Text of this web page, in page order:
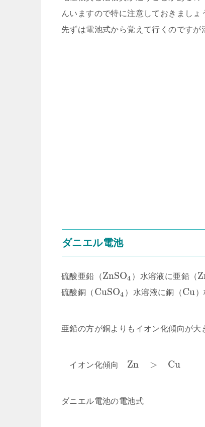
んいますので特に注意しておきましょ
先ずは電池式から覚えて行くのですが
ダニエル電池
硫酸亜鉛（ZnSO4 ）水溶液に亜鉛（Z
硫酸銅（ CuSO4 ）水溶液に銅（Cu
亜鉛の方が銅よりもイオン化傾向が大
イオン化傾向 Zn > Cu
ダニエル電池の電池式